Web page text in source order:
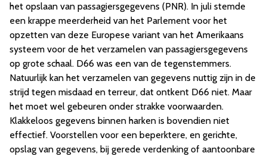
het opslaan van passagiersgegevens (PNR). In juli stemde
een krappe meerderheid van het Parlement voor het
opzetten van deze Europese variant van het Amerikaans
systeem voor de het verzamelen van passagiersgegevens
op grote schaal. D66 was een van de tegenstemmers.
Natuurlijk kan het verzamelen van gegevens nuttig zijn in de
strijd tegen misdaad en terreur, dat ontkent D66 niet. Maar
het moet wel gebeuren onder strakke voorwaarden.
Klakkeloos gegevens binnen harken is bovendien niet
effectief. Voorstellen voor een beperktere, en gerichte,
opslag van gegevens, bij gerede verdenking of aantoonbare